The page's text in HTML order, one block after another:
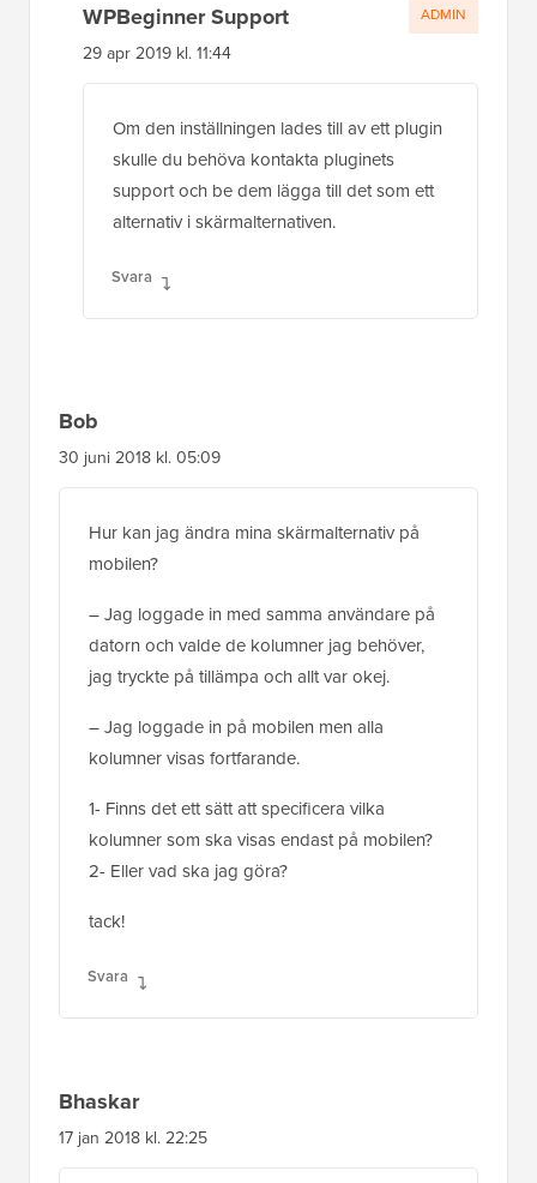
WPBeginner Support
29 apr 2019 kl. 11:44
Om den inställningen lades till av ett plugin
skulle du behöva kontakta pluginets
support och be dem lägga till det som ett
alternativ i skärmalternativen.
Svara
ADMIN
Bob
30 juni 2018 kl. 05:09
Hur kan jag ändra mina skärmalternativ på
mobilen?
– Jag loggade in med samma användare på
datorn och valde de kolumner jag behöver,
jag tryckte på tillämpa och allt var okej.
– Jag loggade in på mobilen men alla
kolumner visas fortfarande.
1- Finns det ett sätt att specificera vilka
kolumner som ska visas endast på mobilen?
2- Eller vad ska jag göra?
tack!
Svara
Bhaskar
17 jan 2018 kl. 22:25